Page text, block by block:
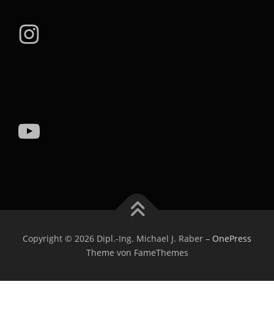
Copyright © 2026 Dipl.-Ing. Michael J. Raber – OnePress
Theme von FameThemes